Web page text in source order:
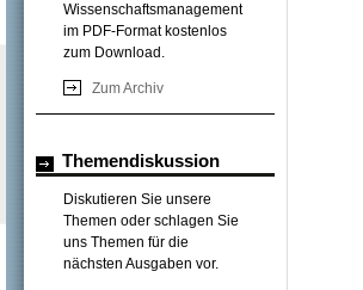
Wissenschaftsmanagement
im PDF-Format kostenlos
zum Download.
Zum Archiv
Themendiskussion
Diskutieren Sie unsere
Themen oder schlagen Sie
uns Themen für die
nächsten Ausgaben vor.